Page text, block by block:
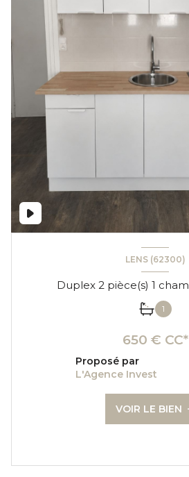
LENS (62300)
1
650 € CC*
Proposé par
L'Agence Invest
VOIR LE BIEN